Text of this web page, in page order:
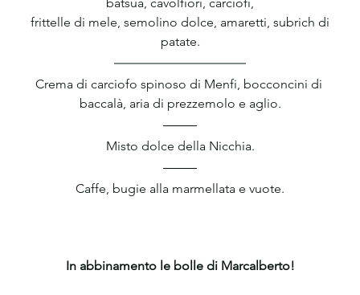
patate.
Crema di carciofo spinoso di Menfi, bocconcini di
baccalà, aria di prezzemolo e aglio.
Misto dolce della Nicchia.
Caffe, bugie alla marmellata e vuote.
In abbinamento le bolle di Marcalberto!